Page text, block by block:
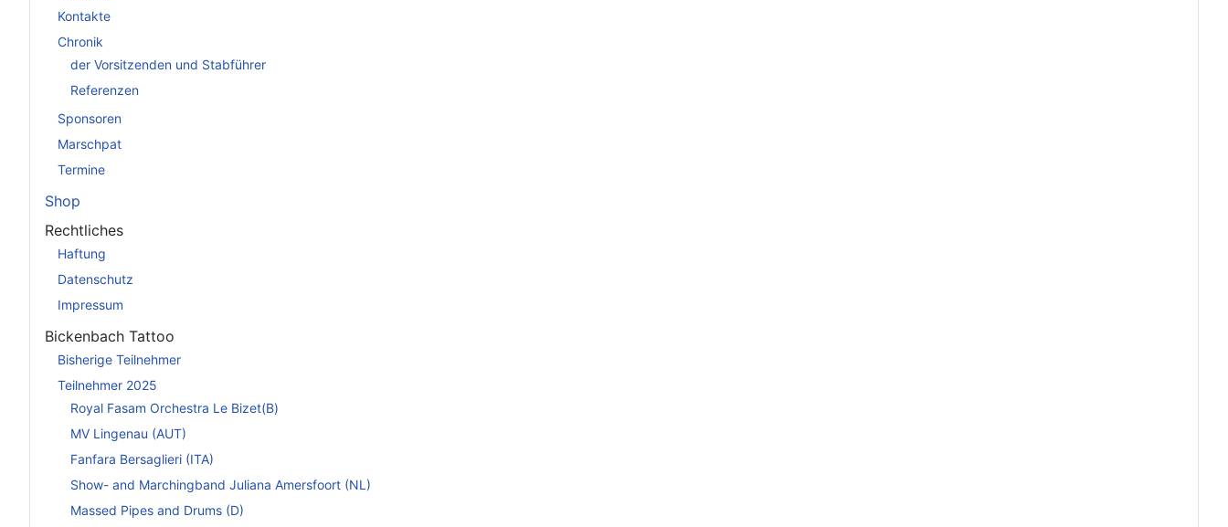
Kontakte
Chronik
der Vorsitzenden und Stabführer
Referenzen
Sponsoren
Marschpat
Termine
Shop
Rechtliches
Haftung
Datenschutz
Impressum
Bickenbach Tattoo
Bisherige Teilnehmer
Teilnehmer 2025
Royal Fasam Orchestra Le Bizet(B)
MV Lingenau (AUT)
Fanfara Bersaglieri (ITA)
Show- and Marchingband Juliana Amersfoort (NL)
Massed Pipes and Drums (D)